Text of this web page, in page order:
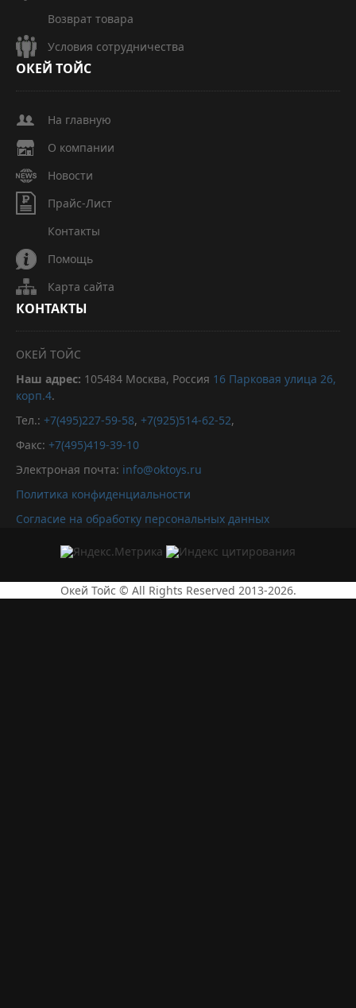
Возврат товара
Условия сотрудничества
ОКЕЙ ТОЙС
На главную
О компании
Новости
Прайс-Лист
Контакты
Помощь
Карта сайта
КОНТАКТЫ
ОКЕЙ ТОЙС
Наш адрес: 105484 Москва, Россия 16 Парковая улица 26,
корп.4.
Тел.: +7(495)227-59-58, +7(925)514-62-52,
Факс: +7(495)419-39-10
Электроная почта: info@oktoys.ru
Политика конфиденциальности
Согласие на обработку персональных данных
Окей Тойс © All Rights Reserved 2013-2026.